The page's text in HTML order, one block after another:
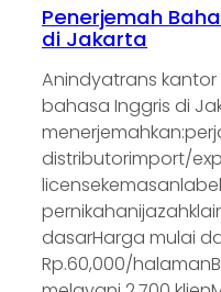
Penerjemah
di Jakarta
Anindyatrans
bahasa Inggris di
distributorimport/
dasarHarga mulai
Rp.60,000/